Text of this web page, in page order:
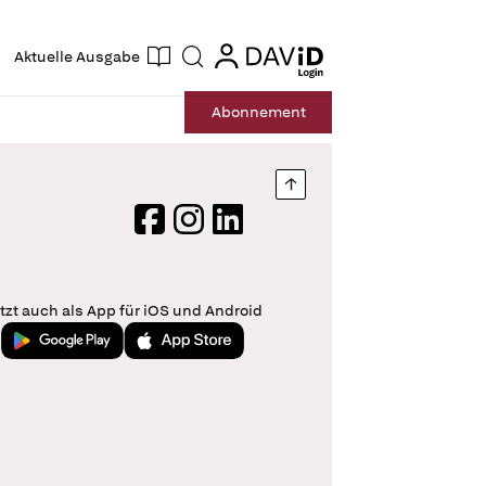
Aktuelle Ausgabe Suche login
login
Abonnement
Nach oben springen
FacebookInstagram
LinkedIn
auch als App für iOS und Android
Jetzt bei Google PlayLaden im App Store